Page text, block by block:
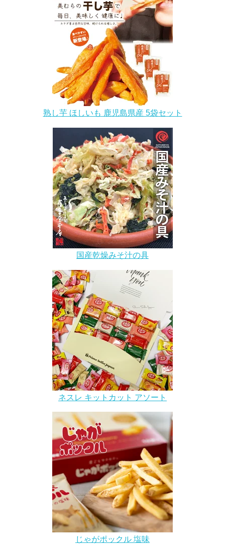
熟し芋 ほしいも 鹿児島県産 5袋セット
国産乾燥みそ汁の具
ネスレ キットカット アソート
じゃがポックル 塩味